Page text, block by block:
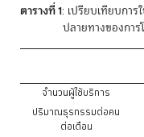
ตารางที่ 1: เปรียบเทียบกา
ปลายทางของกา
จำนวนผู้ใช้บริการ
ปริมาณธุรกรรมต่อคน
ต่อเดือน